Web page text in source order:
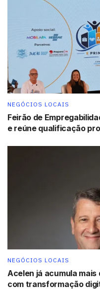
os desafios do homem
Bahia Galvani
mineração
NEGÓCIOS LOCAIS
Feirão de
e reúne qualificação
NEGÓCIOS LOCAIS
Acelen já acumula mais
com transformação